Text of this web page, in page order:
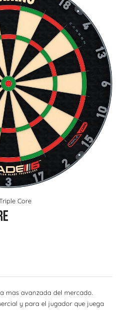
Core
mas avanzada del mercado.
y para el jugador que juega